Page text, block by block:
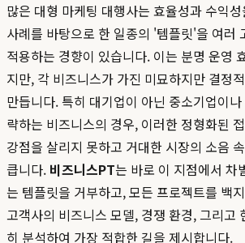
많은 대형 마케팅 대행사는 효율성과 수익
사례를 바탕으로 한 일종의 '템플릿'을 여러
적용하는 경향이 있습니다. 이는 분명 운영
지만, 각 비즈니스가 가진 미묘하지만 결정
만듭니다. 특히 대기업이 아닌 중소기업이
략하는 비즈니스의 경우, 이러한 정형화된
강점을 살리지 못하고 거대한 시장의 소음
큽니다. 비즈니스PT는 바로 이 지점에서 차
는 템플릿을 거부하고, 모든 프로젝트를 백
고객사의 비즈니스 모델, 경쟁 환경, 그리고
히 분석하여 가장 적합한 길을 제시합니다.